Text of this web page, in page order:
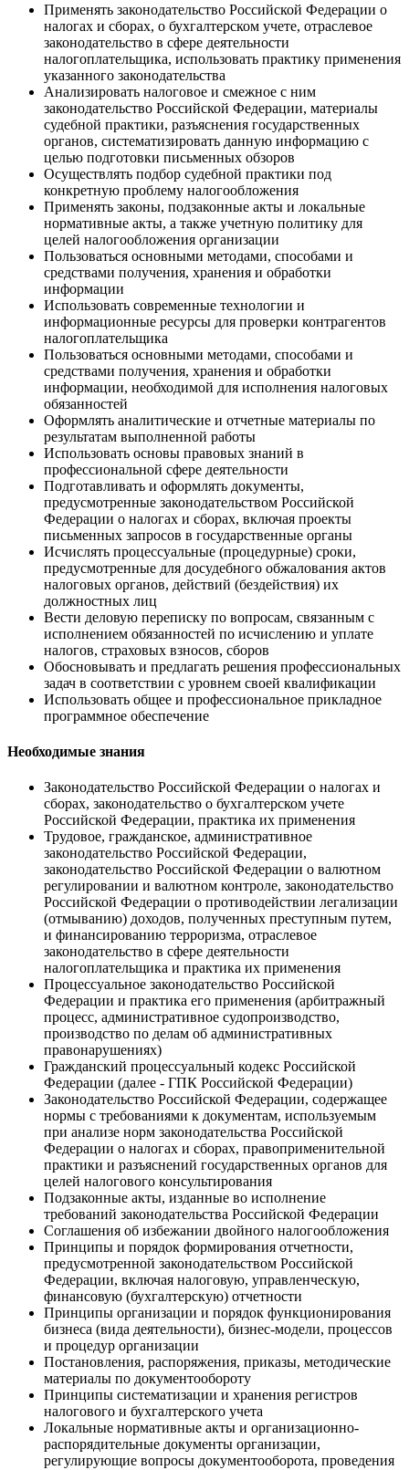
Применять законодательство Российской Федерации о
налогах и сборах, о бухгалтерском учете, отраслевое
законодательство в сфере деятельности
налогоплательщика, использовать практику применения
указанного законодательства
Анализировать налоговое и смежное с ним
законодательство Российской Федерации, материалы
судебной практики, разъяснения государственных
органов, систематизировать данную информацию с
целью подготовки письменных обзоров
Осуществлять подбор судебной практики под
конкретную проблему налогообложения
Применять законы, подзаконные акты и локальные
нормативные акты, а также учетную политику для
целей налогообложения организации
Пользоваться основными методами, способами и
средствами получения, хранения и обработки
информации
Использовать современные технологии и
информационные ресурсы для проверки контрагентов
налогоплательщика
Пользоваться основными методами, способами и
средствами получения, хранения и обработки
информации, необходимой для исполнения налоговых
обязанностей
Оформлять аналитические и отчетные материалы по
результатам выполненной работы
Использовать основы правовых знаний в
профессиональной сфере деятельности
Подготавливать и оформлять документы,
предусмотренные законодательством Российской
Федерации о налогах и сборах, включая проекты
письменных запросов в государственные органы
Исчислять процессуальные (процедурные) сроки,
предусмотренные для досудебного обжалования актов
налоговых органов, действий (бездействия) их
должностных лиц
Вести деловую переписку по вопросам, связанным с
исполнением обязанностей по исчислению и уплате
налогов, страховых взносов, сборов
Обосновывать и предлагать решения профессиональных
задач в соответствии с уровнем своей квалификации
Использовать общее и профессиональное прикладное
программное обеспечение
Необходимые знания
Законодательство Российской Федерации о налогах и
сборах, законодательство о бухгалтерском учете
Российской Федерации, практика их применения
Трудовое, гражданское, административное
законодательство Российской Федерации,
законодательство Российской Федерации о валютном
регулировании и валютном контроле, законодательство
Российской Федерации о противодействии легализации
(отмыванию) доходов, полученных преступным путем,
и финансированию терроризма, отраслевое
законодательство в сфере деятельности
налогоплательщика и практика их применения
Процессуальное законодательство Российской
Федерации и практика его применения (арбитражный
процесс, административное судопроизводство,
производство по делам об административных
правонарушениях)
Гражданский процессуальный кодекс Российской
Федерации (далее - ГПК Российской Федерации)
Законодательство Российской Федерации, содержащее
нормы с требованиями к документам, используемым
при анализе норм законодательства Российской
Федерации о налогах и сборах, правоприменительной
практики и разъяснений государственных органов для
целей налогового консультирования
Подзаконные акты, изданные во исполнение
требований законодательства Российской Федерации
Соглашения об избежании двойного налогообложения
Принципы и порядок формирования отчетности,
предусмотренной законодательством Российской
Федерации, включая налоговую, управленческую,
финансовую (бухгалтерскую) отчетности
Принципы организации и порядок функционирования
бизнеса (вида деятельности), бизнес-модели, процессов
и процедур организации
Постановления, распоряжения, приказы, методические
материалы по документообороту
Принципы систематизации и хранения регистров
налогового и бухгалтерского учета
Локальные нормативные акты и организационно-
распорядительные документы организации,
регулирующие вопросы документооборота, проведения